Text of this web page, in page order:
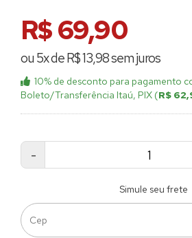
R$ 69,90
ou 5x de R$ 13,98 sem juros
10% de desconto para pagamento
Boleto/Transferência Itaú, PIX (R$
-
Simule seu frete